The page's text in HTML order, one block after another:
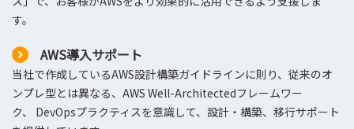
す。
AWS導入サポート
当社で作成しているAWS設計構築ガイドラインに則り、従来のオ
ンプレ型とは異なる、AWS Well-Architectedフレームワー
ク、 DevOpsプラクティスを意識して、設計・構築、移行サポート